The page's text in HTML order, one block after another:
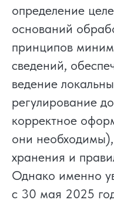
определение
оснований
принципов
сведений,
ведение
регулирование
корректное
они
хранения и
Однако именно
с 30 мая 2025